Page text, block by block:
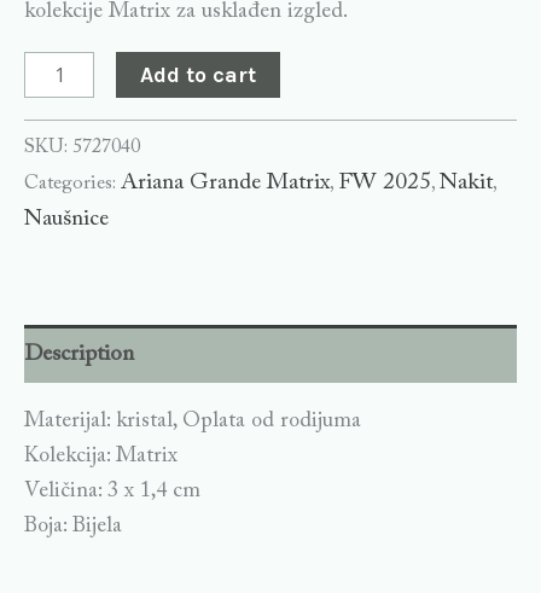
kolekcije Matrix za usklađen izgled.
Add to cart
SKU: 5727040
Categories: Ariana Grande Matrix, FW 2025, Nakit,
Naušnice
Description
Materijal: kristal, Oplata od rodijuma
Kolekcija: Matrix
Veličina: 3 x 1,4 cm
Boja: Bijela